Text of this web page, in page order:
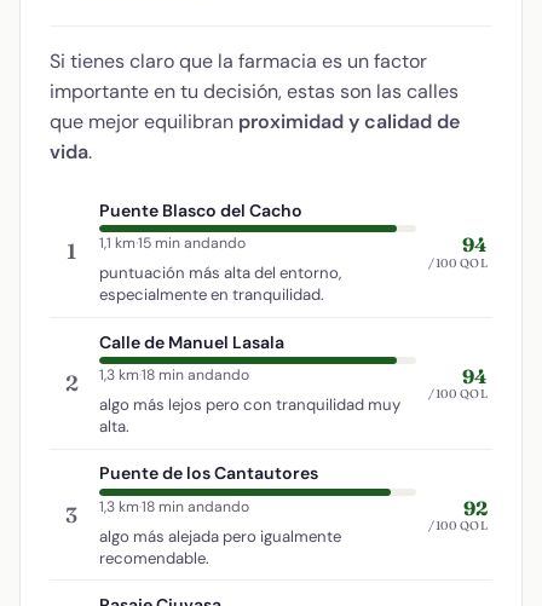
Si tienes claro que la farmacia es un factor
importante en tu decisión, estas son las calles
que mejor equilibran proximidad y calidad de
vida.
1
Puente Blasco del Cacho
1,1 km·15 min andando
puntuación más alta del entorno,
especialmente en tranquilidad.
94
/100 QOL
2
Calle de Manuel Lasala
1,3 km·18 min andando
algo más lejos pero con tranquilidad muy
alta.
94
/100 QOL
3
Puente de los Cantautores
1,3 km·18 min andando
algo más alejada pero igualmente
recomendable.
92
/100 QOL